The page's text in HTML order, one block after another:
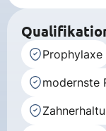
Prophylaxe
modernste